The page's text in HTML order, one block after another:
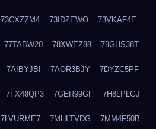
73CXZZM4 73IDZEWO 73VKAF4E
77TABW20 78XWEZ88 79GHS38T
7AIBYJBI 7AOR3BJY 7DYZC5PF
7FX48QP3 7GER99GF 7H8LPLGJ
7LVURME7 7MHLTVDG 7MM4F50B